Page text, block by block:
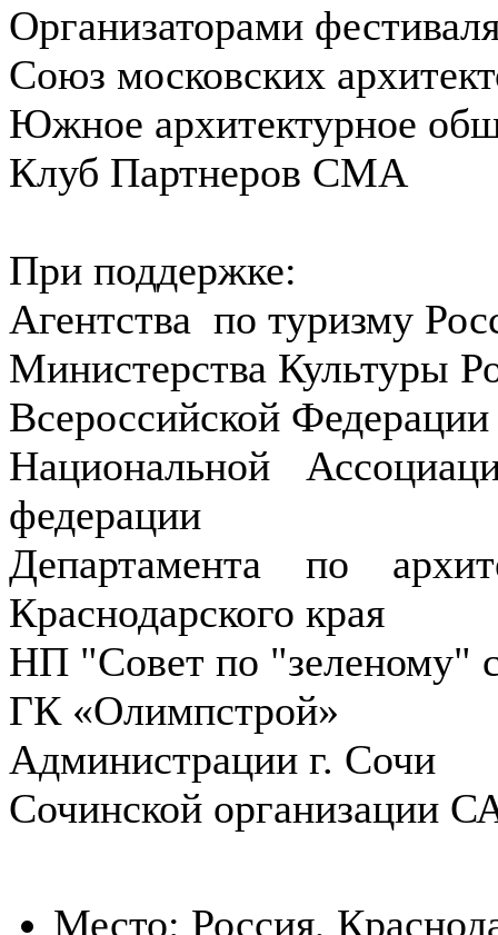
Организаторами
Союз московских
Южное архитектурное
Клуб Партнеров СМА
При поддержке:
Агентства по туризму
Министерства Культуры
Всероссийской Федерации
Национальной
федерации
Департамента по
Краснодарского края
НП "Совет по "зеленому"
ГК «Олимпстрой»
Администрации г. Сочи
Сочинской организации
Место: Россия,